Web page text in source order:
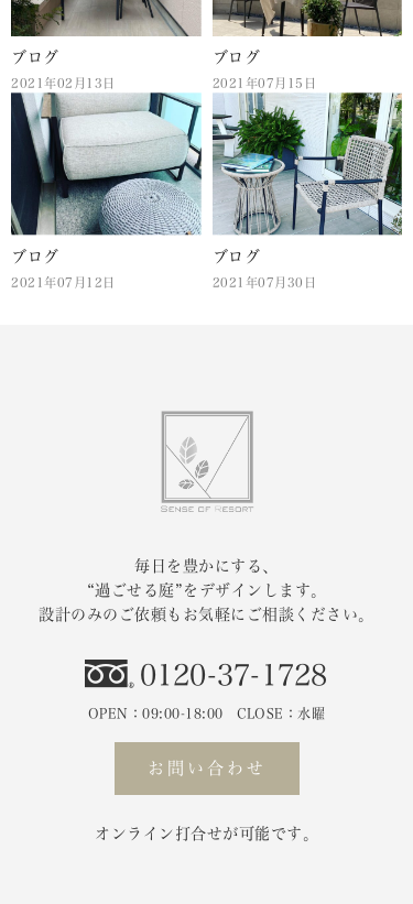
ブログ
2021年02月13日
ブログ
2021年07月15日
ブログ
2021年07月12日
ブログ
2021年07月30日
毎日を豊かにする、
“過ごせる庭”をデザインします。
設計のみのご依頼もお気軽にご相談ください。
0120-37-1728
OPEN：09:00-18:00 CLOSE：水曜
お問い合わせ
オンライン打合せが可能です。